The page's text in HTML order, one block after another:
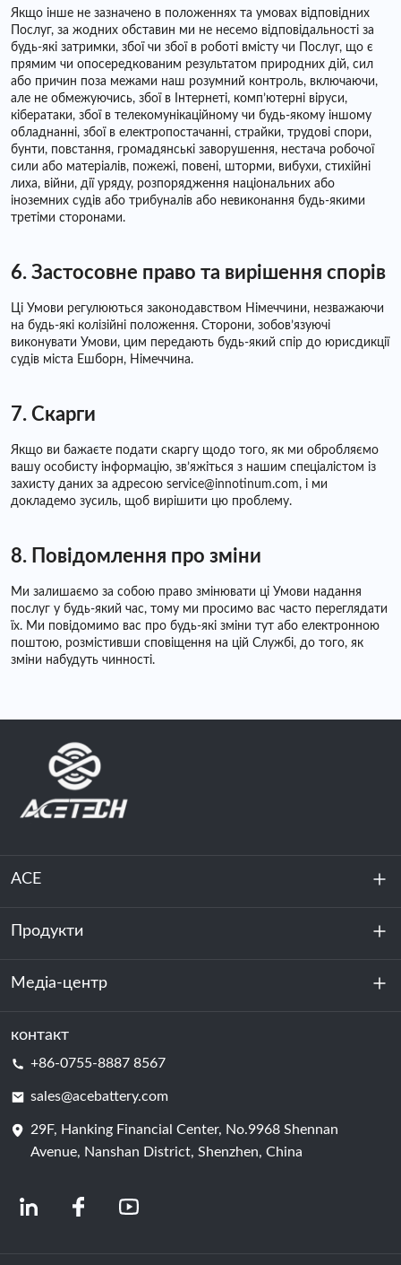
Якщо інше не зазначено в положеннях та умовах відповідних
Послуг, за жодних обставин ми не несемо відповідальності за
будь-які затримки, збої чи збої в роботі вмісту чи Послуг, що є
прямим чи опосередкованим результатом природних дій, сил
або причин поза межами наш розумний контроль, включаючи,
але не обмежуючись, збої в Інтернеті, комп’ютерні віруси,
кібератаки, збої в телекомунікаційному чи будь-якому іншому
обладнанні, збої в електропостачанні, страйки, трудові спори,
бунти, повстання, громадянські заворушення, нестача робочої
сили або матеріалів, пожежі, повені, шторми, вибухи, стихійні
лиха, війни, дії уряду, розпорядження національних або
іноземних судів або трибуналів або невиконання будь-якими
третіми сторонами.
6. Застосовне право та вирішення спорів
Ці Умови регулюються законодавством Німеччини, незважаючи
на будь-які колізійні положення. Сторони, зобов’язуючі
виконувати Умови, цим передають будь-який спір до юрисдикції
судів міста Ешборн, Німеччина.
7. Скарги
Якщо ви бажаєте подати скаргу щодо того, як ми обробляємо
вашу особисту інформацію, зв’яжіться з нашим спеціалістом із
захисту даних за адресою service@innotinum.com, і ми
докладемо зусиль, щоб вирішити цю проблему.
8. Повідомлення про зміни
Ми залишаємо за собою право змінювати ці Умови надання
послуг у будь-який час, тому ми просимо вас часто переглядати
їх. Ми повідомимо вас про будь-які зміни тут або електронною
поштою, розмістивши сповіщення на цій Службі, до того, як
зміни набудуть чинності.
ACE
Про нас
Стійкість
Продукти
Зберігання енергії
Центр обробки даних та серверна кімната
Елемент батареї
Медіа-центр
Новини
контакт
+86-0755-8887 8567
sales@acebattery.com
29F, Hanking Financial Center, No.9968 Shennan
Avenue, Nanshan District, Shenzhen, China